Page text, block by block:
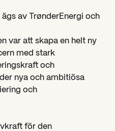
av TrønderEnergi och
var att skapa en helt ny
med stark
och
nya och ambitiösa
och
för den